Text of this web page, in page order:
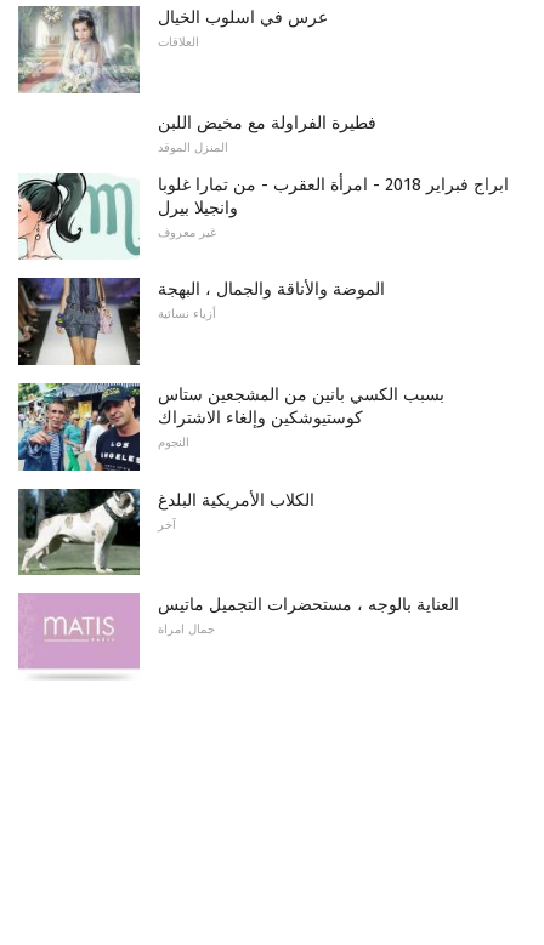
عرس في اسلوب الخيال
العلاقات
فطيرة الفراولة مع مخيض اللبن
المنزل الموقد
ابراج فبراير 2018 - امرأة العقرب - من تمارا غلوبا
وانجيلا بيرل
غير معروف
الموضة والأناقة والجمال ، البهجة
أزياء نسائية
بسبب الكسي بانين من المشجعين ستاس
كوستيوشكين وإلغاء الاشتراك
النجوم
الكلاب الأمريكية البلدغ
آخر
العناية بالوجه ، مستحضرات التجميل ماتيس
جمال امراة